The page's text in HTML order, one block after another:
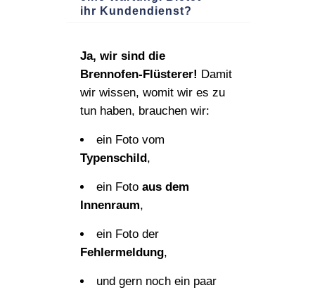
ihr Kundendienst?
Ja, wir sind die
Brennofen‑Flüsterer! Damit
wir wissen, womit wir es zu
tun haben, brauchen wir:
ein Foto vom
Typenschild ,
ein Foto aus dem
Innenraum,
ein Foto der
Fehlermeldung,
und gern noch ein paar